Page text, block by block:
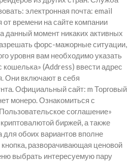
электронная почта: email
времени на сайте компании
данный момент никаких активных
форс-мажорные ситуации,
уровня вам необходимо указать
(Address) ввести адрес
Они включают в себя
Официальный сайт: m Торговый
монеро. Ознакомиться с
соглашение»
биржей, а также
для обоих вариантов вполне
разворачивающая ценовой
выбрать интересуемую пару